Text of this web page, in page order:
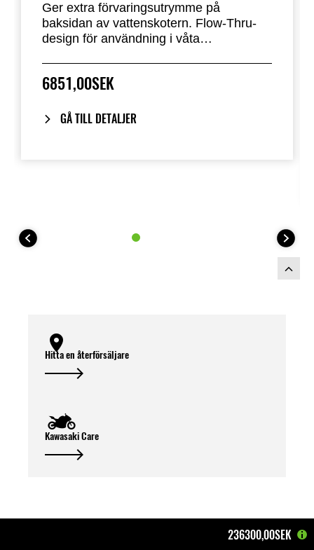
Ger extra förvaringsutrymme på
baksidan av vattenskotern. Flow-Thru-
design för användning i våta
6851,00SEK
GÅ TILL DETALJER
Hitta en återförsäljare
Kawasaki Care
236300,00SEK